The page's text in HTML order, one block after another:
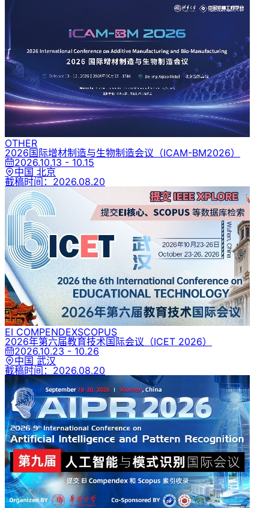
OTHER
2026国际增材制造与生物制造会议 （ICAM-BM2026）
2026.10.13 - 10.15
中国 北京
截稿时间： 2026.08.20
EI COMPENDEXSCOPUS
2026年第六届教育技术国际会议 （ICET 2026）
2026.10.23 - 10.26
中国 武汉
截稿时间： 2026.08.20